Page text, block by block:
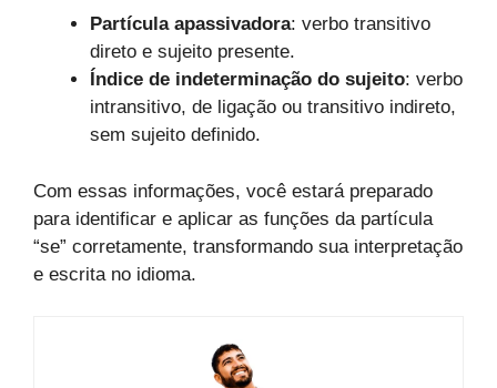
Partícula apassivadora: verbo transitivo
direto e sujeito presente.
Índice de indeterminação do sujeito: verbo
intransitivo, de ligação ou transitivo indireto,
sem sujeito definido.
Com essas informações, você estará preparado
para identificar e aplicar as funções da partícula
“se” corretamente, transformando sua interpretação
e escrita no idioma.